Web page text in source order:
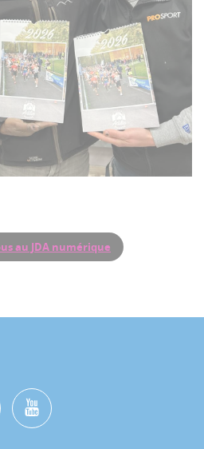
au JDA numérique